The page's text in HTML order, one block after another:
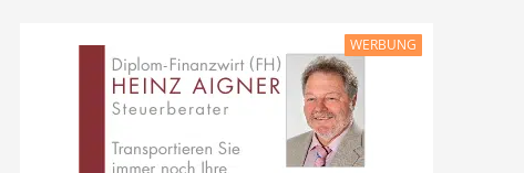
WERBUNG